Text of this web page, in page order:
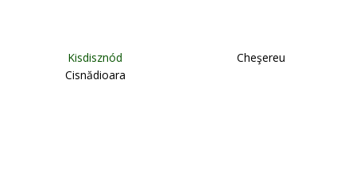
Kisdisznód
Cisnădioara
Cheşereu